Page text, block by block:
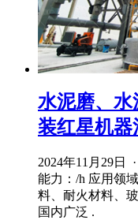
水泥磨、
装红星机器
2024年11月29日
能力：/h 应用领
料、耐火材料、
国内广泛 .